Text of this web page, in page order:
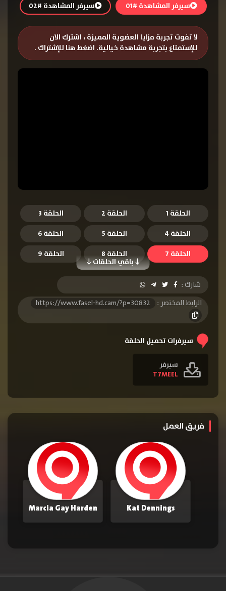
سيرفر المشاهدة #01 سيرفر المشاهدة #02
لا تفوت تجربة مزايا العضوية المميزة ، اشترك الان
للإستمتاع بتجربة مشاهدة خيالية. اضغط هنا للإشتراك .
الحلقة 1 الحلقة 2
الحلقة 3
الحلقة 4
الحلقة 5 الحلقة 6
باقي الحلقات
الحلقة 7 الحلقة 8
الحلقة 9
شارك :
الرابط المختصر :
https://www.fasel-hd.cam/?p=30832
سيرفرات تحميل الحلقة
سيرفر
T7MEEL
فريق العمل
Kat Dennings
Marcia Gay Harden